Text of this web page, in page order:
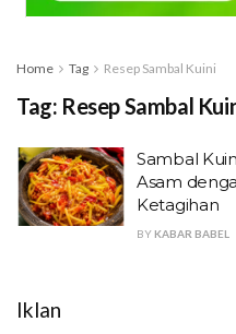
Home Tag Resep Sambal Kuini
Tag: Resep Sambal
Sambal
Asam
Ketagihan
BY KABAR BABEL
Iklan